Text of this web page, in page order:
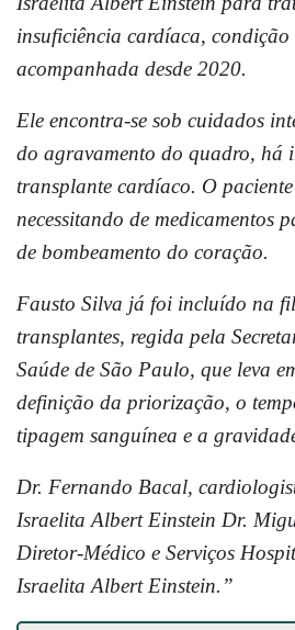
insuficiência cardíaca, condição
acompanhada desde 2020.
Ele encontra-se sob cuidados
do agravamento do quadro, há
transplante cardíaco. O
necessitando de medicamentos
de bombeamento do coração.
Fausto Silva já foi incluído na
transplantes, regida pela
Saúde de São Paulo, que leva
definição da priorização, o
tipagem sanguínea e a
Dr. Fernando Bacal,
Israelita Albert Einstein Dr.
Diretor-Médico e Serviços
Israelita Albert Einstein.”